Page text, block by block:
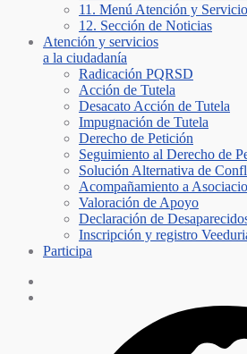
11. Menú Atención y
12. Sección de Noticias
Atención y servicios
a la ciudadanía
Radicación PQRSD
Acción de Tutela
Desacato Acción de Tutela
Impugnación de Tutela
Derecho de Petición
Seguimiento al Derecho de
Solución Alternativa de
Acompañamiento a
Valoración de Apoyo
Declaración de
Inscripción y registro
Participa